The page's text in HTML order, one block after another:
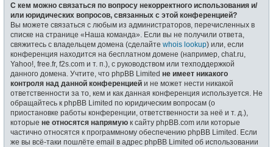
С кем можно связаться по вопросу некорректного использования и/
или юридических вопросов, связанных с этой конференцией?
Вы можете связаться с любым из администраторов, перечисленных в
списке на странице «Наша команда». Если вы не получили ответа,
свяжитесь с владельцем домена (сделайте whois lookup) или, если
конференция находится на бесплатном домене (например, chat.ru,
Yahoo!, free.fr, f2s.com и т. п.), с руководством или техподдержкой
данного домена. Учтите, что phpBB Limited не имеет никакого
контроля над данной конференцией и не может нести никакой
ответственности за то, кем и как данная конференция используется. Не
обращайтесь к phpBB Limited по юридическим вопросам (о
приостановке работы конференции, ответственности за неё и т. д.),
которые не относятся напрямую к сайту phpBB.com или которые
частично относятся к программному обеспечению phpBB Limited. Если
же вы всё-таки пошлёте email в адрес phpBB Limited об использовании